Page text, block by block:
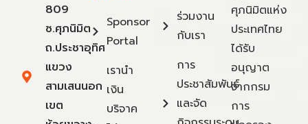
809
ซ.ศุภนิมิต
ถ.ประชาอุทิศ
แขวง
สามเสนนอก
เขต
Sponsor
Portal
เรานำ
เงิน
บริจาค
ร่วมงาน
กับเรา
การ
ประชาสัมพันธ์
และจัด
ศุภนิมิตแห่ง
ประเทศไทย
ได้รับ
อนุญาต
จากกรม
การ